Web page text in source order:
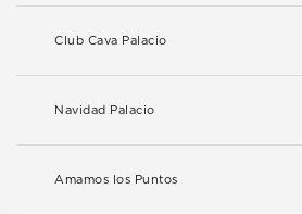
Club Cava Palacio
Navidad Palacio
Amamos los Puntos